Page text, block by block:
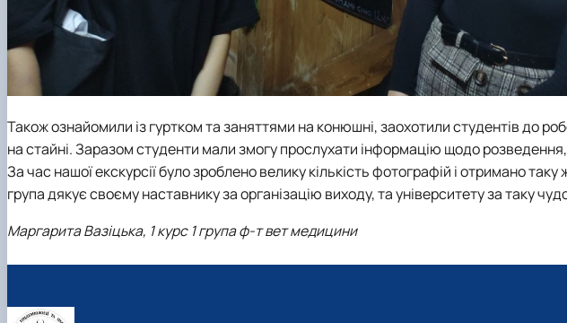
Також ознайомили із гуртком та заняттями на конюшні, заохотили студентів до
на стайні. Заразом студенти мали змогу прослухати інформацію щодо розведення,
За час нашої екскурсії було зроблено велику кількість фотографій і отримано
група дякує своєму наставнику за організацію виходу, та університету за таку
Маргарита Вазіцька, 1 курс 1 група ф-т вет медицини